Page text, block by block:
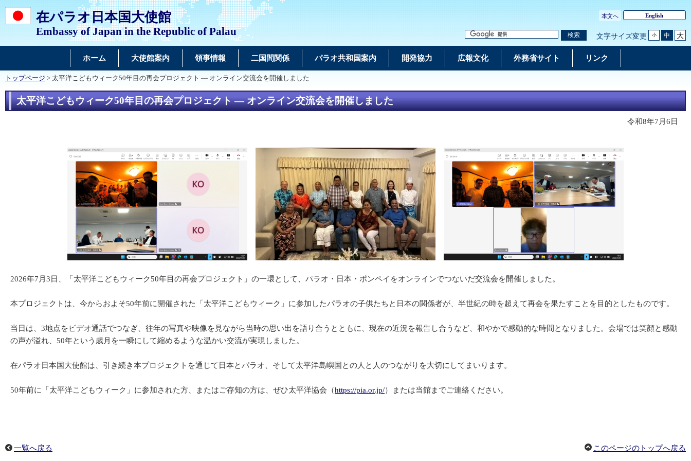
在パラオ日本国大使館
Embassy of Japan in the Republic of Palau
本文へ English
検索 文字サイズ変更 小 中 大
ホーム 大使館案内 領事情報 二国間関係 パラオ共和国案内 開発協力 広報文化 外務省サイト リンク
トップページ > 太平洋こどもウィーク50年目の再会プロジェクト — オンライン交流会を開催しました
太平洋こどもウィーク50年目の再会プロジェクト — オンライン交流会を開催しました
令和8年7月6日
2026年7月3日、「太平洋こどもウィーク50年目の再会プロジェクト」の一環として、パラオ・日本・ポンペイをオンラインでつないだ交流会を開催しました。
本プロジェクトは、今からおよそ50年前に開催された「太平洋こどもウィーク」に参加したパラオの子供たちと日本の関係者が、半世紀の時を超えて再会を果たすことを目的としたものです。
当日は、3地点をビデオ通話でつなぎ、往年の写真や映像を見ながら当時の思い出を語り合うとともに、現在の近況を報告し合うなど、和やかで感動的な時間となりました。会場では笑顔と感動
の声が溢れ、50年という歳月を一瞬にして縮めるような温かい交流が実現しました。
在パラオ日本国大使館は、引き続き本プロジェクトを通じて日本とパラオ、そして太平洋島嶼国との人と人のつながりを大切にしてまいります。
50年前に「太平洋こどもウィーク」に参加された方、またはご存知の方は、ぜひ太平洋協会（https://pia.or.jp/）または当館までご連絡ください。
一覧へ戻る このページのトップへ戻る